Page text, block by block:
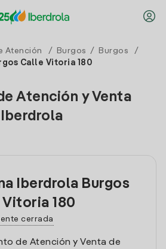
Atención / Burgos / Burgos
/
Calle Vitoria 180
Atención y Venta
Iberdrola
Iberdrola Burgos
180
cerrada
de Atención y Venta de